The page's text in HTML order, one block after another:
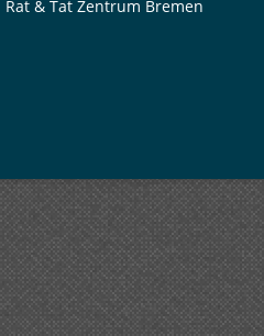
Rat & Tat Zentrum Bremen